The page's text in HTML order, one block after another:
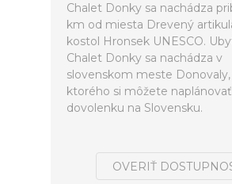
Chalet Donky sa nachádza
km od miesta Drevený
kostol Hronsek UNESCO.
Chalet Donky sa nachádza v
slovenskom meste
ktorého si môžete
dovolenku na Slovensku.
OVERIŤ